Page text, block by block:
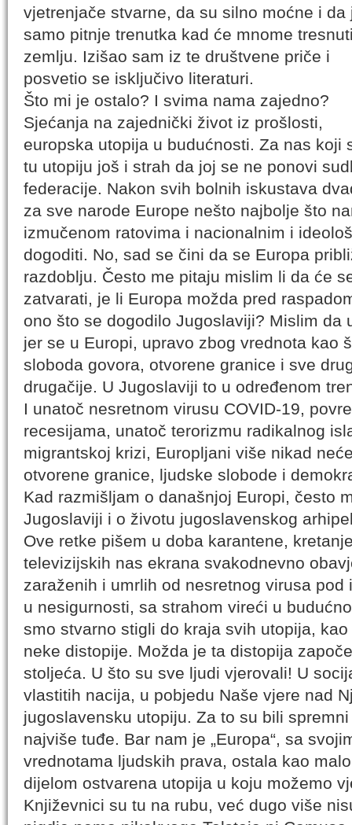
vjetrenjače stvarne, da su silno moćne i da
samo pitnje trenutka kad će mnome
zemlju. Izišao sam iz te društvene priče i
posvetio se isključivo literaturi.
Što mi je ostalo? I svima nama zajedno?
Sjećanja na zajednički život iz prošlosti,
europska utopija u budućnosti. Za nas koji
tu utopiju još i strah da joj se ne ponovi
federacije. Nakon svih bolnih iskustava
za sve narode Europe nešto najbolje što
izmučenom ratovima i nacionalnim i
dogoditi. No, sad se čini da se Europa
razdoblju. Često me pitaju mislim li da će
zatvarati, je li Europa možda pred
ono što se dogodilo Jugoslaviji? Mislim da
jer se u Europi, upravo zbog vrednota kao
sloboda govora, otvorene granice i sve
drugačije. U Jugoslaviji to u određenom
I unatoč nesretnom virusu COVID-19,
recesijama, unatoč terorizmu radikalnog
migrantskoj krizi, Europljani više nikad
otvorene granice, ljudske slobode i
Kad razmišljam o današnjoj Europi, često
Jugoslaviji i o životu jugoslavenskog
Ove retke pišem u doba karantene,
televizijskih nas ekrana svakodnevno
zaraženih i umrlih od nesretnog virusa pod
u nesigurnosti, sa strahom vireći u
smo stvarno stigli do kraja svih utopija,
neke distopije. Možda je ta distopija
stoljeća. U što su sve ljudi vjerovali! U
vlastitih nacija, u pobjedu Naše vjere nad
jugoslavensku utopiju. Za to su bili
najviše tuđe. Bar nam je „Europa“, sa
vrednotama ljudskih prava, ostala kao
dijelom ostvarena utopija u koju možemo
Književnici su tu na rubu, već dugo više